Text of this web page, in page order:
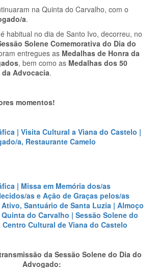
na Quinta do Carvalho, com o
a.
habitual no dia de Santo Ivo, decorreu, no
Solene Comemorativa do Dia do
entregues as Medalhas de Honra da
, bem como as Medalhas dos 50
Advocacia.
momentos!
| Visita Cultural a Viana do Castelo |
a, Restaurante Camelo
| Missa em Memória dos/as
as e Ação de Graças pelos/as
Santuário de Santa Luzia | Almoço
do Carvalho | Sessão Solene do
Cultural de Viana do Castelo
da Sessão Solene do Dia do
Advogado: